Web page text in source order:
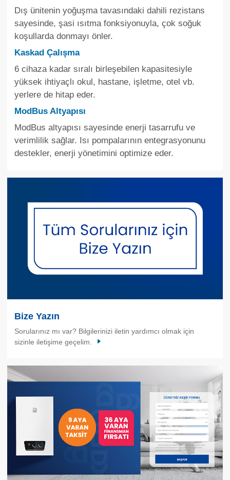
Dış ünitenin yoğuşma tavasındaki dahili rezistans
sayesinde, şasi ısıtma fonksiyonuyla, çok soğuk
koşullarda donmayı önler.
Kaskad Çalışma
6 cihaza kadar sıralı birleşebilen kapasitesiyle
yüksek ihtiyaçlı okul, hastane, işletme, otel vb.
yerlere de hitap eder.
ModBus Altyapısı
ModBus altyapısı sayesinde enerji tasarrufu ve
verimlilik sağlar. Isı pompalarının entegrasyonunu
destekler, enerji yönetimini optimize eder.
Bize Yazın
Sorularınız mı var? Bilgilerinizi iletin yardımcı olmak için
sizinle iletişime geçelim.